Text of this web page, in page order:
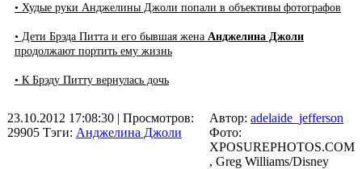
• Худые руки Анджелины Джоли попали в объективы фотографов
• Дети Брэда Питта и его бывшая жена Анджелина Джоли
продолжают портить ему жизнь
• К Брэду Питту вернулась дочь
23.10.2012 17:08:30 | Просмотров:
29905 Тэги: Анджелина Джоли
Автор: adelaide_jefferson
Фото:
XPOSUREPHOTOS.COM
, Greg Williams/Disney